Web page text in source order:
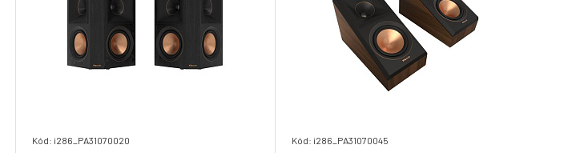
Kód: i286_PA31070020 Kód: i286_PA31070045